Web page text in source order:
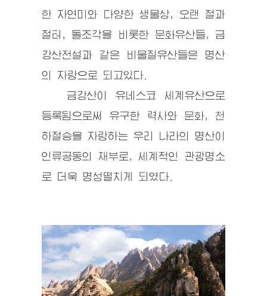
한 자연미와 다양한 생물상, 오랜 절과
절터, 돌조각을 비롯한 문화유산들, 금
강산전설과 같은 비물질유산들은 명산
의 자랑으로 되고있다.
금강산이 유네스코 세계유산으로
등록됨으로써 유구한 력사와 문화, 천
하절승을 자랑하는 우리 나라의 명산이
인류공동의 재부로, 세계적인 관광명소
로 더욱 명성떨치게 되였다.